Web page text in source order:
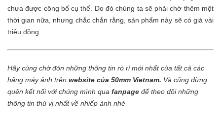
chưa được công bố cụ thể. Do đó chúng ta sẽ phải chờ thêm một
thời gian nữa, nhưng chắc chắn rằng, sản phẩm này sẽ có giá vài
triệu đồng.
Hãy cùng chờ đón những thông tin rò rỉ mới nhất của tất cả các
hãng máy ảnh trên website của 50mm Vietnam. Và cũng đừng
quên kết nối với chúng mình qua fanpage để theo dõi những
thông tin thú vị nhất về nhiếp ảnh nhé